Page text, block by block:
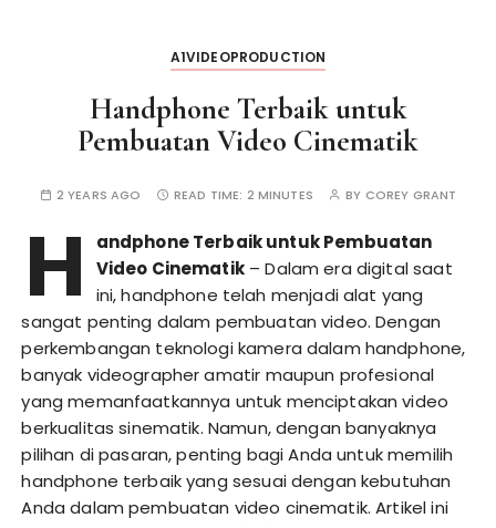
A1VIDEOPRODUCTION
Handphone Terbaik untuk
Pembuatan Video Cinematik
2 YEARS AGO READ TIME: 2 MINUTES BY COREY GRANT
H
andphone Terbaik untuk Pembuatan
Video Cinematik– Dalam era digital saat
ini, handphone telah menjadi alat yang
sangat penting dalam pembuatan video. Dengan
perkembangan teknologi kamera dalam handphone,
banyak videographer amatir maupun profesional
yang memanfaatkannya untuk menciptakan video
berkualitas sinematik. Namun, dengan banyaknya
pilihan di pasaran, penting bagi Anda untuk memilih
handphone terbaik yang sesuai dengan kebutuhan
Anda dalam pembuatan video cinematik. Artikel ini